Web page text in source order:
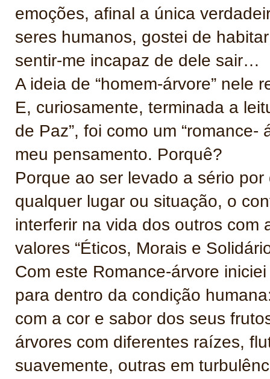
emoções, afinal a única
seres humanos, gostei de
sentir-me incapaz de dele sair…
A ideia de “homem-árvore”
E, curiosamente, terminada a
de Paz”, foi como um
meu pensamento. Porquê?
Porque ao ser levado a sério
qualquer lugar ou situação, o
interferir na vida dos outros com
valores “Éticos, Morais e
Com este Romance-árvore
para dentro da condição
com a cor e sabor dos seus
árvores com diferentes raízes,
suavemente, outras em